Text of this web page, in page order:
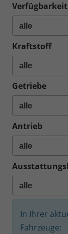
Kraftstoff
Getriebe
Antrieb
In Ihrer
Fahrzeuge: